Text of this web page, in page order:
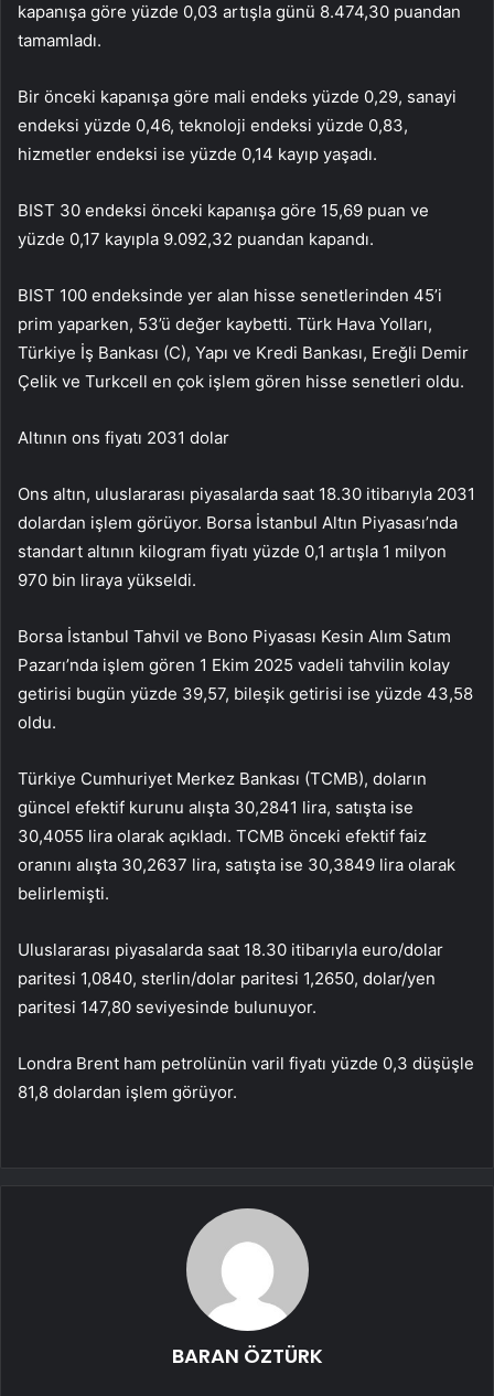
kapanışa göre yüzde 0,03 artışla günü 8.474,30 puandan
tamamladı.
Bir önceki kapanışa göre mali endeks yüzde 0,29, sanayi
endeksi yüzde 0,46, teknoloji endeksi yüzde 0,83,
hizmetler endeksi ise yüzde 0,14 kayıp yaşadı.
BIST 30 endeksi önceki kapanışa göre 15,69 puan ve
yüzde 0,17 kayıpla 9.092,32 puandan kapandı.
BIST 100 endeksinde yer alan hisse senetlerinden 45’i
prim yaparken, 53’ü değer kaybetti. Türk Hava Yolları,
Türkiye İş Bankası (C), Yapı ve Kredi Bankası, Ereğli Demir
Çelik ve Turkcell en çok işlem gören hisse senetleri oldu.
Altının ons fiyatı 2031 dolar
Ons altın, uluslararası piyasalarda saat 18.30 itibarıyla 2031
dolardan işlem görüyor. Borsa İstanbul Altın Piyasası’nda
standart altının kilogram fiyatı yüzde 0,1 artışla 1 milyon
970 bin liraya yükseldi.
Borsa İstanbul Tahvil ve Bono Piyasası Kesin Alım Satım
Pazarı’nda işlem gören 1 Ekim 2025 vadeli tahvilin kolay
getirisi bugün yüzde 39,57, bileşik getirisi ise yüzde 43,58
oldu.
Türkiye Cumhuriyet Merkez Bankası (TCMB), doların
güncel efektif kurunu alışta 30,2841 lira, satışta ise
30,4055 lira olarak açıkladı. TCMB önceki efektif faiz
oranını alışta 30,2637 lira, satışta ise 30,3849 lira olarak
belirlemişti.
Uluslararası piyasalarda saat 18.30 itibarıyla euro/dolar
paritesi 1,0840, sterlin/dolar paritesi 1,2650, dolar/yen
paritesi 147,80 seviyesinde bulunuyor.
Londra Brent ham petrolünün varil fiyatı yüzde 0,3 düşüşle
81,8 dolardan işlem görüyor.
BARAN ÖZTÜRK